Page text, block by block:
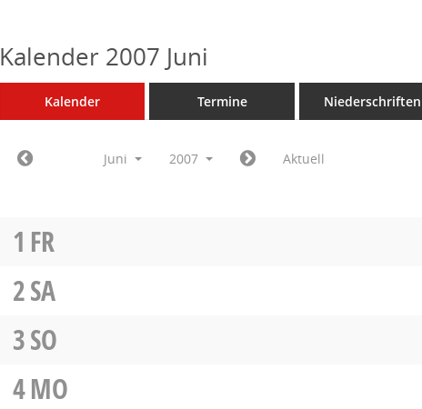
Kalender 2007 Juni
Kalender Termine Niederschriften
Juni 2007 Aktuell
1 FR
2SA
3SO
4MO